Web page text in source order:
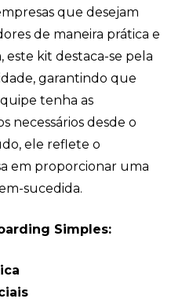
que desejam
de maneira prática e
este kit destaca-se pela
garantindo que
tenha as
necessários desde o
ele reflete o
em proporcionar uma
sucedida.
Simples: